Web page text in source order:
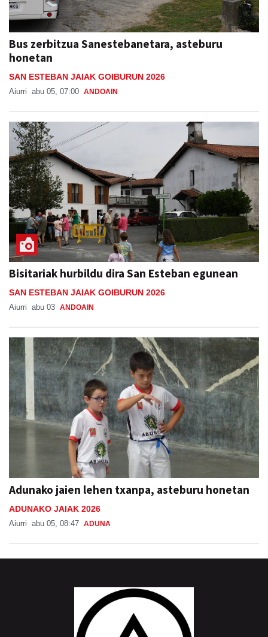
Bus zerbitzua Sanestebanetara, asteburu
honetan
SAN ESTEBAN JAIAK GOIBURUN 2026
Aiurri abu 05, 07:00 ANDOAIN
Bisitariak hurbildu dira San Esteban egunean
SAN ESTEBAN JAIAK GOIBURUN 2026
Aiurri abu 03 ANDOAIN
Adunako jaien lehen txanpa, asteburu honetan
ADUNAKO JAIAK 2026
Aiurri abu 05, 08:47 ADUNA